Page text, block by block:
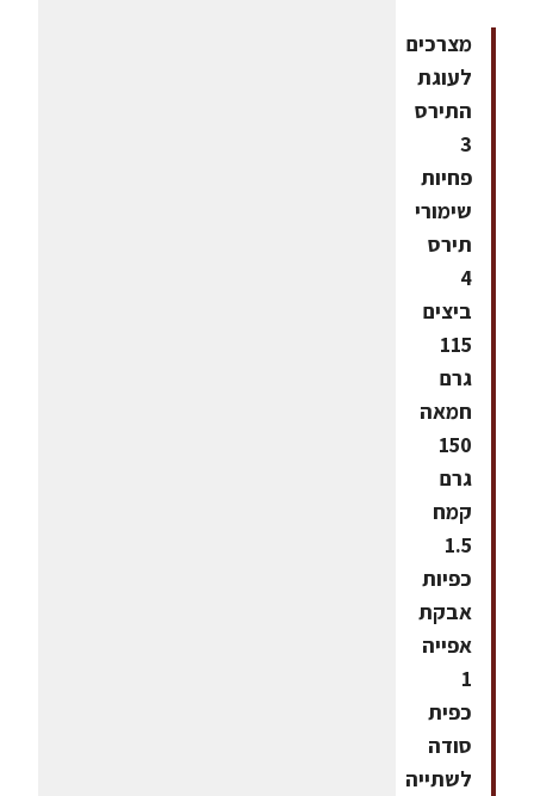
מצרכים
לעוגת
התירס
3
פחיות
שימורי
תירס
4
ביצים
115
גרם
חמאה
150
גרם
קמח
1.5
כפיות
אבקת
אפייה
1
כפית
סודה
לשתייה